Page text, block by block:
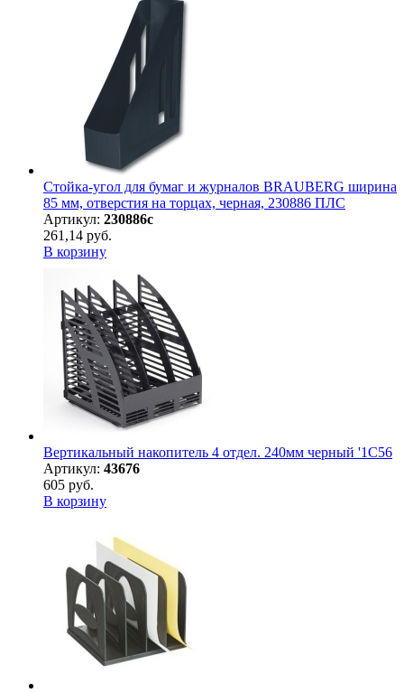
Стойка-угол для бумаг и журналов BRAUBERG ширина
85 мм, отверстия на торцах, черная, 230886 ПЛС
Артикул: 230886с
261,14 руб.
В корзину
Вертикальный накопитель 4 отдел. 240мм черный '1С56
Артикул: 43676
605 руб.
В корзину